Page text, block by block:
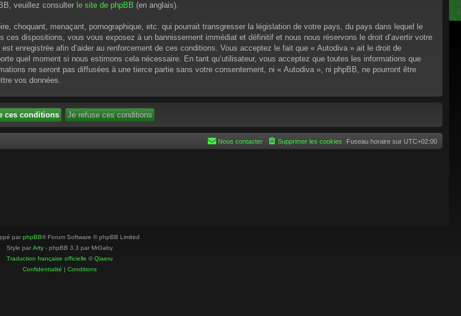
veuillez consulter le site de phpBB (en anglais).
choquant, menaçant, pornographique, etc. qui pourrait transgresser la législation de votre pays, du pays dans lequel le
dispositions, vous vous exposez à un bannissement immédiat et définitif et nous nous réservons le droit d’avertir votre
enregistrée afin d’aider au renforcement de ces conditions. Vous acceptez le fait que « Autodiva » ait le droit de
quel moment si nous estimons cela nécessaire. En tant qu’utilisateur, vous acceptez que toutes les informations que
ne seront pas diffusées à une tierce partie sans votre consentement, ni « Autodiva », ni phpBB, ne pourront être
vos données.
Fuseau horaire sur UTC+02:00
Supprimer les cookies
Nous contacter
par phpBB® Forum Software © phpBB Limited
Style par Arty - phpBB 3.3 par MrGaby
Traduction française officielle ©Qiaeru
Confidentialité | Conditions